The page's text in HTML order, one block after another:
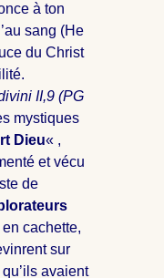
à ton
sang (He
du Christ
II,9 (PG
mystiques
Dieu« ,
et vécu
de
cachette,
sur
avaient